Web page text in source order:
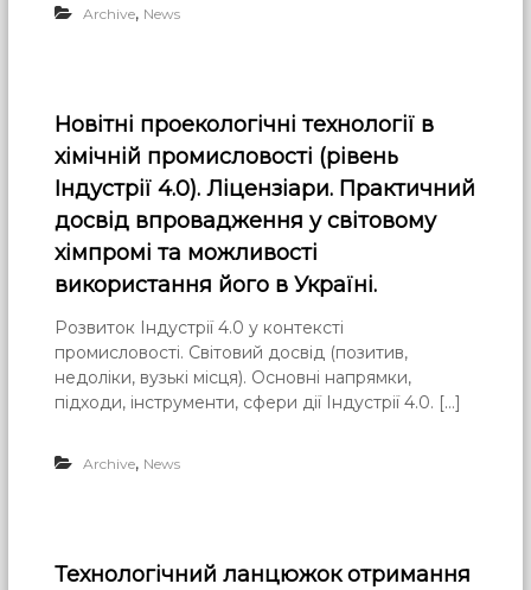
Archive, News
Новітні проекологічні технології в
хімічній промисловості (рівень
Індустрії 4.0). Ліцензіари. Практичний
досвід впровадження у світовому
хімпромі та можливості
використання його в Україні.
Розвиток Індустрії 4.0 у контексті
промисловості. Світовий досвід (позитив,
недоліки, вузькі місця). Основні напрямки,
підходи, інструменти, сфери дії Індустрії 4.0. […]
Archive, News
Технологічний ланцюжок отримання